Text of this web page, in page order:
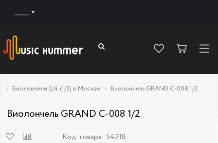
Виолончели 2/4 (1/2) в Москве Виолончель GRAND C-008 1/2
Виолончель GRAND C-008 1/2
Код товара: 54218